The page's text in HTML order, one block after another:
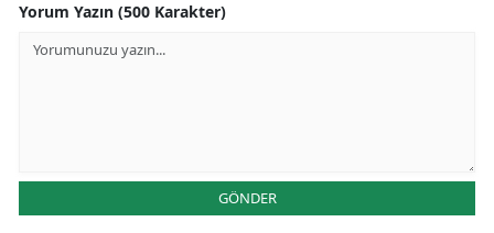
Yorum Yazın (500 Karakter)
GÖNDER